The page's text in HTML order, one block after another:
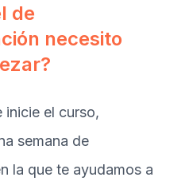
de
necesito
inicie el curso,
semana de
la que te ayudamos a